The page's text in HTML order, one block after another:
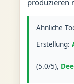
Ähnliche
Erstellung:
(5.0/5),